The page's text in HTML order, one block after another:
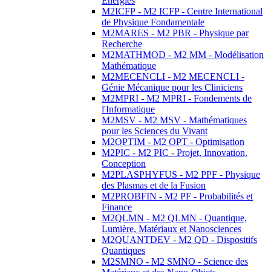
M2ICFP - M2 ICFP - Centre International
de Physique Fondamentale
M2MARES - M2 PBR - Physique par
Recherche
M2MATHMOD - M2 MM - Modélisation
Mathématique
M2MECENCLI - M2 MECENCLI -
Génie Mécanique pour les Cliniciens
M2MPRI - M2 MPRI - Fondements de
l'Informatique
M2MSV - M2 MSV - Mathématiques
pour les Sciences du Vivant
M2OPTIM - M2 OPT - Optimisation
M2PIC - M2 PIC - Projet, Innovation,
Conception
M2PLASPHYFUS - M2 PPF - Physique
des Plasmas et de la Fusion
M2PROBFIN - M2 PF - Probabilités et
Finance
M2QLMN - M2 QLMN - Quantique,
Lumière, Matériaux et Nanosciences
M2QUANTDEV - M2 QD - Dispositifs
Quantiques
M2SMNO - M2 SMNO - Science des